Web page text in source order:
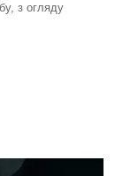
з огляду